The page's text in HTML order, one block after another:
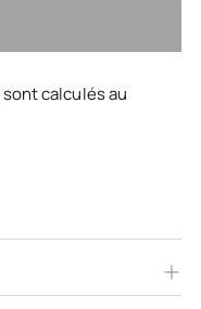
sont calculés au